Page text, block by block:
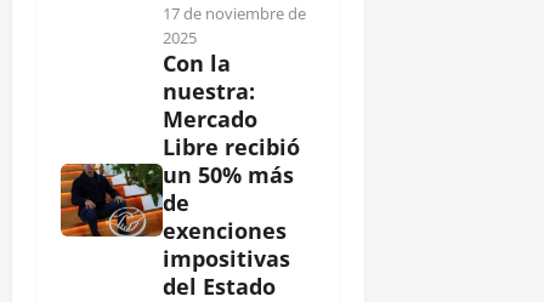
17 de noviembre de
2025
Con la
nuestra:
Mercado
Libre recibió
un 50% más
de
exenciones
impositivas
del Estado